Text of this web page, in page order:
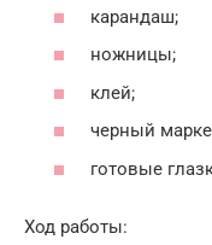
карандаш;
ножницы;
клей;
черный
готовые
Ход работы: